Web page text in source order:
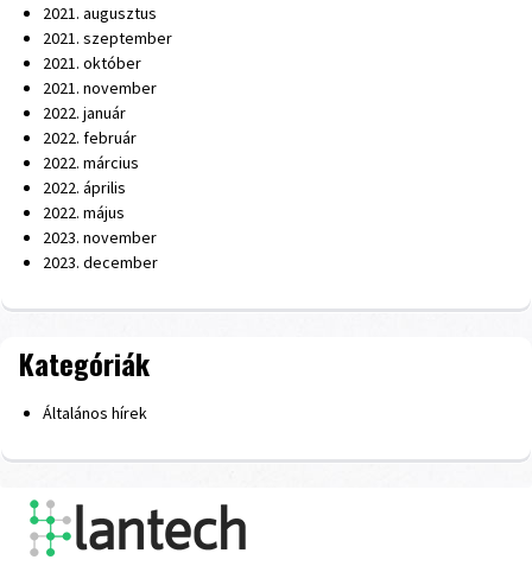
2021. augusztus
2021. szeptember
2021. október
2021. november
2022. január
2022. február
2022. március
2022. április
2022. május
2023. november
2023. december
Kategóriák
Általános hírek